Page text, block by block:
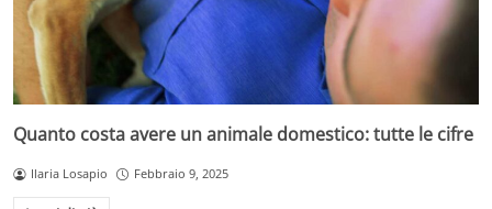
Quanto costa avere un animale domestico: tutte le cifre
Ilaria Losapio Febbraio 9, 2025